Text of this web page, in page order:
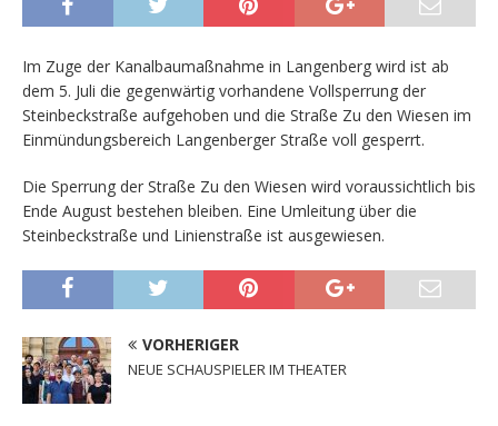
Im Zuge der Kanalbaumaßnahme in Langenberg wird ist ab
dem 5. Juli die gegenwärtig vorhandene Vollsperrung der
Steinbeckstraße aufgehoben und die Straße Zu den Wiesen im
Einmündungsbereich Langenberger Straße voll gesperrt.
Die Sperrung der Straße Zu den Wiesen wird voraussichtlich bis
Ende August bestehen bleiben. Eine Umleitung über die
Steinbeckstraße und Linienstraße ist ausgewiesen.
VORHERIGER
NEUE SCHAUSPIELER IM THEATER